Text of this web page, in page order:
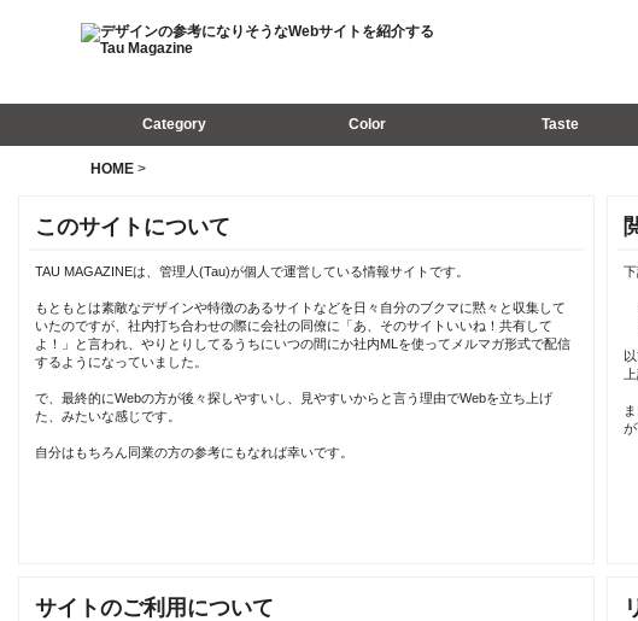
Category Color Taste
HOME>
このサイトについて
TAU MAGAZINEは、管理人(Tau)が個人で運営している情報サイトです。
もともとは素敵なデザインや特徴のあるサイトなどを日々自分のブクマに黙々と収集して
いたのですが、社内打ち合わせの際に会社の同僚に「あ、そのサイトいいね！共有して
よ！」と言われ、やりとりしてるうちにいつの間にか社内MLを使ってメルマガ形式で配信
するようになっていました。
で、最終的にWebの方が後々探しやすいし、見やすいからと言う理由でWebを立ち上げ
た、みたいな感じです。
自分はもちろん同業の方の参考にもなれば幸いです。
サイトのご利用について